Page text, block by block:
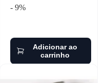
- 9%
Adicionar ao
carrinho